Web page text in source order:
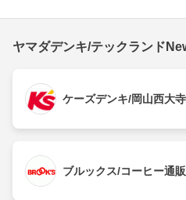
ヤマダデンキ/テックランド
ケーズデンキ/岡山西大
ブルックス/コーヒー通販